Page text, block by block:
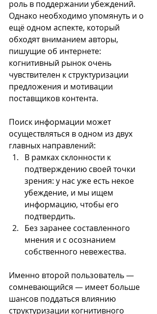
роль в поддержании убеждений.
Однако необходимо упомянуть и о
ещё одном аспекте, который
обходят вниманием авторы,
пишущие об интернете:
когнитивный рынок очень
чувствителен к структуризации
предложения и мотивации
поставщиков контента.
Поиск информации может
осуществляться в одном из двух
главных направлений:
В рамках склонности к
подтверждению своей точки
зрения: у нас уже есть некое
убеждение, и мы ищем
информацию, чтобы его
подтвердить.
Без заранее составленного
мнения и с осознанием
собственного невежества.
Именно второй пользователь —
сомневающийся — имеет больше
шансов поддаться влиянию
структуризации когнитивного